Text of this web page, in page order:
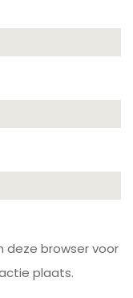
deze browser voor
plaats.